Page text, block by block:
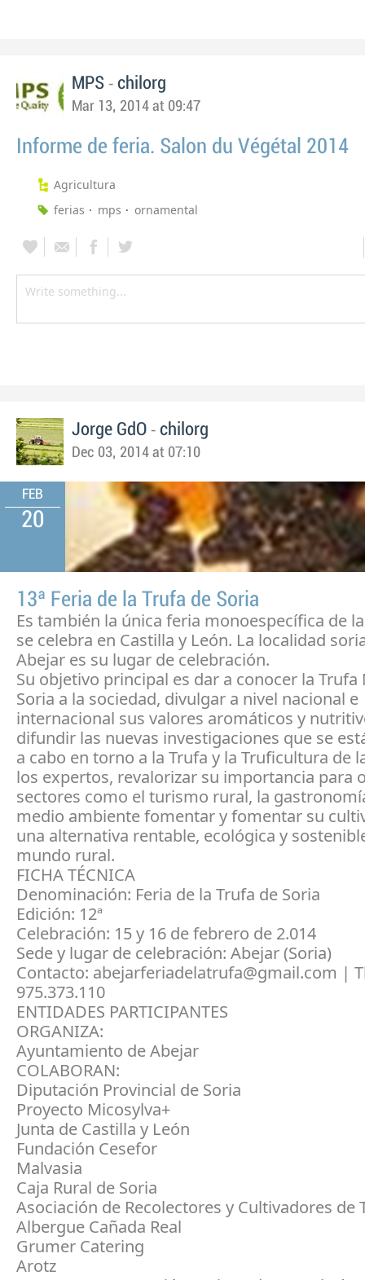
MPS - chilorg
Mar 13, 2014 at 09:47
Informe de feria. Salon du Végétal 2014
Agricultura
ferias
mps ornamental
Jorge GdO - chilorg
Dec 03, 2014 at 07:10
FEB
20
13ª Feria de la Trufa de Soria
Es también la única feria monoespecífica de
se celebra en Castilla y León. La localidad
Abejar es su lugar de celebración.
Su objetivo principal es dar a conocer la Trufa
Soria a la sociedad, divulgar a nivel nacional e
internacional sus valores aromáticos y
difundir las nuevas investigaciones que se
a cabo en torno a la Trufa y la Truficultura de
los expertos, revalorizar su importancia para
sectores como el turismo rural, la
medio ambiente fomentar y fomentar su
una alternativa rentable, ecológica y
mundo rural.
FICHA TÉCNICA
Denominación: Feria de la Trufa de Soria
Edición: 12ª
Celebración: 15 y 16 de febrero de 2.014
Sede y lugar de celebración: Abejar (Soria)
Contacto: abejarferiadelatrufa@gmail.com |
975.373.110
ENTIDADES PARTICIPANTES
ORGANIZA:
Ayuntamiento de Abejar
COLABORAN:
Diputación Provincial de Soria
Proyecto Micosylva+
Junta de Castilla y León
Fundación Cesefor
Malvasia
Caja Rural de Soria
Asociación de Recolectores y Cultivadores de
Albergue Cañada Real
Grumer Catering
Arotz